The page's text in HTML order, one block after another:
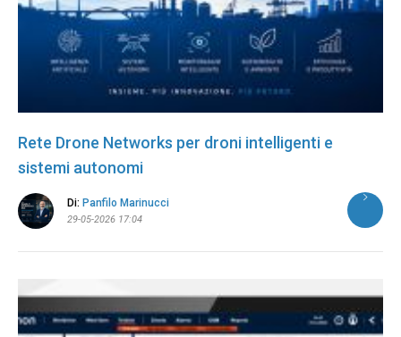
Rete Drone Networks per droni intelligenti e
sistemi autonomi
Di: Panfilo Marinucci
29-05-2026 17:04